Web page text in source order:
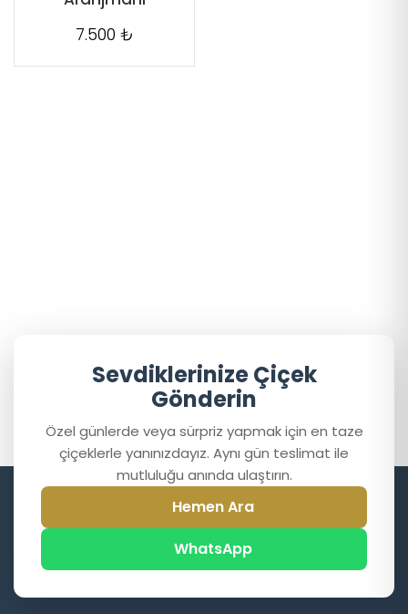
7.500 ₺
Sevdiklerinize Çiçek
Gönderin
Özel günlerde veya sürpriz yapmak için en taze
çiçeklerle yanınızdayız. Aynı gün teslimat ile
mutluluğu anında ulaştırın.
Hemen Ara
WhatsApp